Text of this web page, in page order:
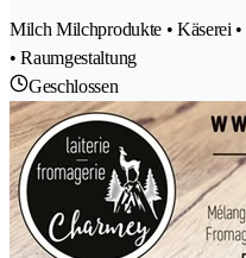
Milch Milchprodukte • Käserei
• Raumgestaltung
Geschlossen